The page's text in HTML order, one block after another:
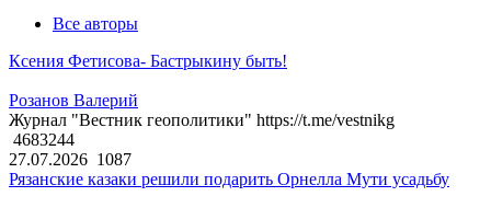
Все авторы
Ксения Фетисова- Бастрыкину быть!
Розанов Валерий
Журнал "Вестник геополитики" https://t.me/vestnikg
4683244
27.07.2026 1087
Рязанские казаки решили подарить Орнелла Мути усадьбу